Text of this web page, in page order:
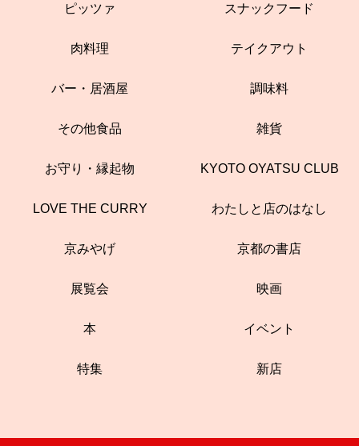
ピッツァ スナックフード
肉料理 テイクアウト
バー・居酒屋 調味料
その他食品 雑貨
お守り・縁起物 KYOTO OYATSU CLUB
LOVE THE CURRY わたしと店のはなし
京みやげ 京都の書店
展覧会 映画
本 イベント
特集 新店